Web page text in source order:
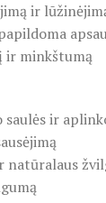
ir
ir minkštumą
saulės ir
natūralaus